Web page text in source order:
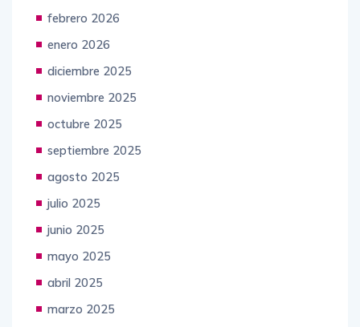
febrero 2026
enero 2026
diciembre 2025
noviembre 2025
octubre 2025
septiembre 2025
agosto 2025
julio 2025
junio 2025
mayo 2025
abril 2025
marzo 2025